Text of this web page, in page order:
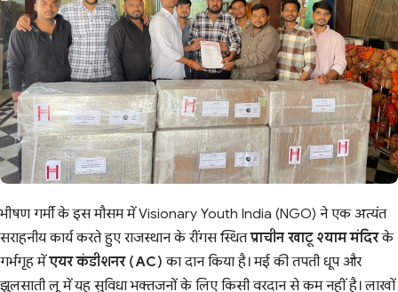
भीषण गर्मी के इस मौसम में Visionary Youth India (NGO) ने एक अत्यंत
सराहनीय कार्य करते हुए राजस्थान के रींगस स्थितप्राचीन खाटू श्याम मंदिरके
गर्भगृह मेंएयर कंडीशनर (AC) का दान किया है। मई की तपती धूप और
झुलसाती लू में यह सुविधा भक्तजनों के लिए किसी वरदान से कम नहीं है। लाखों